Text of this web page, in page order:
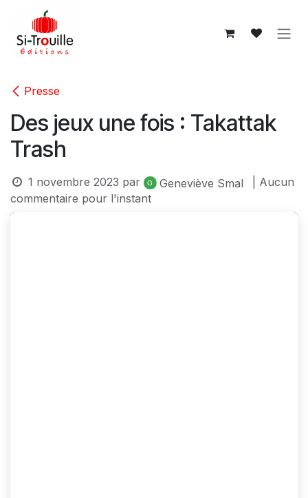
Se rendre au contenu
Presse
Des jeux une fois : Takattak
Trash
1 novembre 2023 par Geneviève Smal
| Aucun
commentaire pour l'instant